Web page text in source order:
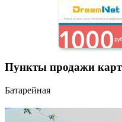
Пункты продажи
Батарейная